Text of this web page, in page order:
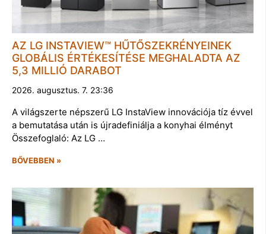
AZ LG INSTAVIEW™ HŰTŐSZEKRÉNYEINEK
GLOBÁLIS ÉRTÉKESÍTÉSE MEGHALADTA AZ
5,3 MILLIÓ DARABOT
2026. augusztus. 7. 23:36
A világszerte népszerű LG InstaView innovációja tíz évvel
a bemutatása után is újradefiniálja a konyhai élményt
Összefoglaló: Az LG …
BŐVEBBEN »